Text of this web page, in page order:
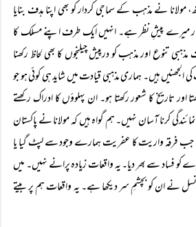
نے مذہب کے سماجی کردار کو بھی اپنا ہدف بنایا
میرے پیشِ نظر ہے۔ انہیں ایک طرف اپنے مسلک کا
تنوع اور مذہب کو درپیش چیلنجوں کا بھی لحاظ رکھنا
الجھنیں ہیں۔ ہماری مذہبی قیادت میں شاید ہی کوئی ہو جو
تاریخ کا شعور رکھتا ہو۔ ان پہلوؤں کا ادراک رکھتے
کرنا آسان نہیں۔ ہم گواہ ہیں کہ مولانا نے پاکستان
جب فرقہ واریت کا عفریت ہمارے وجود سے لپٹ گیا یا
کو فساد سے بھر دیا۔ یہ واقعات زیادہ پرانے نہیں۔ میں
نے ان کو بچشمِ سر دیکھا ہے۔ یہ واقعات ہم پر بیتے